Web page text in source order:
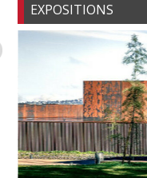
EXPOSITIONS